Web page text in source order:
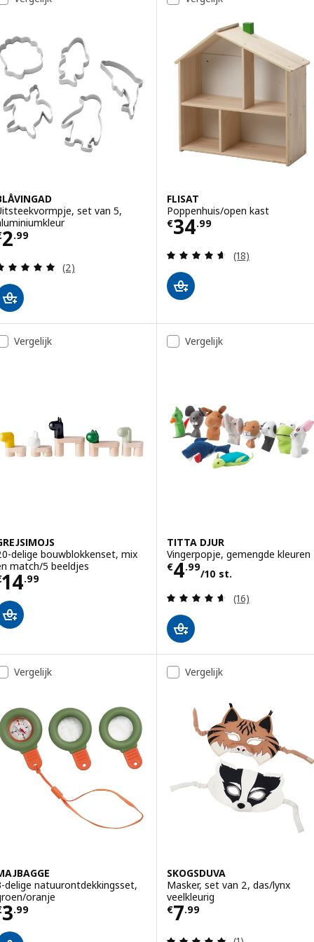
set van 5,
2.99 € 2.99
Beoordeling: 5 van 5 sterren. Totaal
(2)
FLISAT
Poppenhuis/open kast
€34.99
Prijs € 34.99
Beoordeling:
(18)
Vergelijk
delige bouwblokkenset, mix
match/5 beeldjes
14.99€ 14.99
Vergelijk
TITTA DJUR
Vingerpopje, gemengde kleuren
€4.99
/10 st.
Prijs € 4.99/10
Beoordeling:
(16)
Vergelijk
delige natuurontdekkingsset,
oranje
3.99 € 3.99
Vergelijk
SKOGSDUVA
Masker, set van 2, das/lynx
veelkleurig
€7.99
Prijs € 7.99